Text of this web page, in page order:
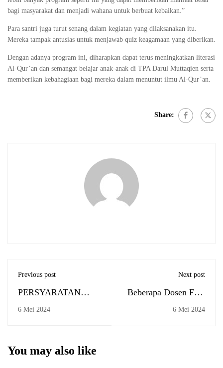
bagi masyarakat dan menjadi wahana untuk berbuat kebaikan.”
Para santri juga turut senang dalam kegiatan yang dilaksanakan itu.
Mereka tampak antusias untuk menjawab quiz keagamaan yang diberikan.
Dengan adanya program ini, diharapkan dapat terus meningkatkan literasi
Al-Qur’an dan semangat belajar anak-anak di TPA Darul Muttaqien serta
memberikan kebahagiaan bagi mereka dalam menuntut ilmu Al-Qur’an.
Share:
Previous post
PERSYARATAN
MOHON SURAT
KULIAH
6 Mei 2024
Next post
Beberapa Dosen Febi
UIN Antasari Raih
6 Mei 2024
You may also like